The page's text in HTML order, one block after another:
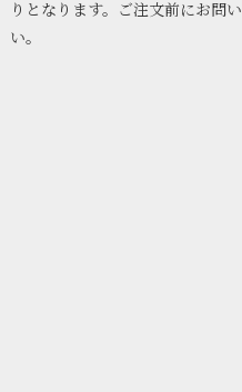
りとなります。ご注文前にお問
い。